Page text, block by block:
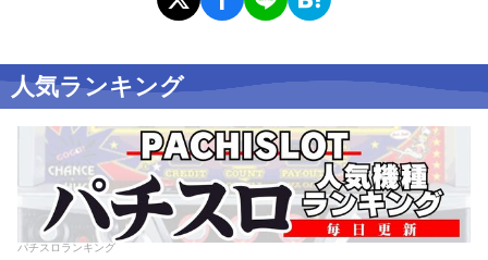
人気ランキング
パチスロランキング